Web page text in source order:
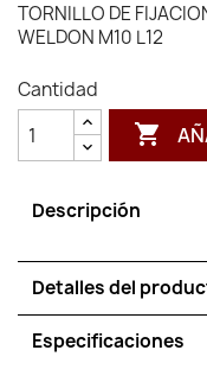
TORNILLO DE
WELDON M10 L12
Cantidad

Descripción
Detalles del
Especificaciones